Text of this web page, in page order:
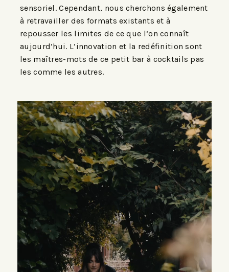
sensoriel. Cependant, nous cherchons également
à retravailler des formats existants et à
repousser les limites de ce que l’on connaît
aujourd’hui. L’innovation et la redéfinition sont
les maîtres-mots de ce petit bar à cocktails pas
les comme les autres.